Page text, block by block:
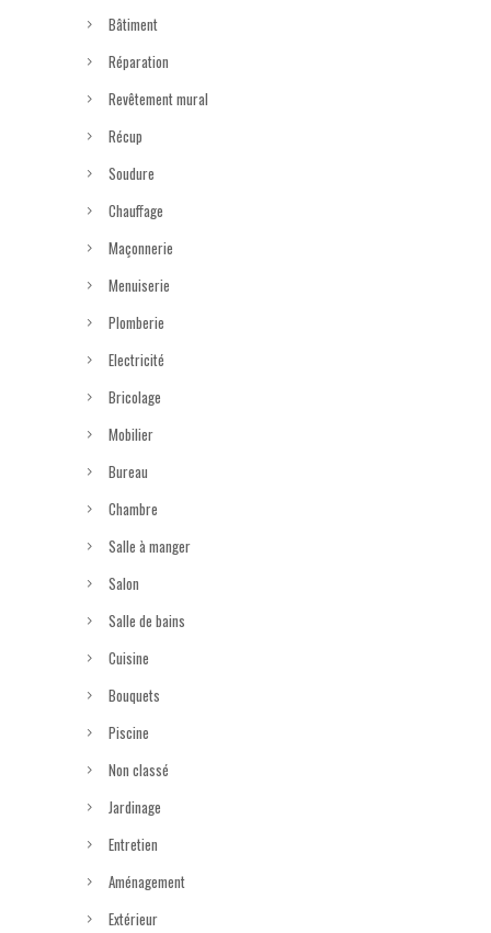
Bâtiment
Réparation
Revêtement mural
Récup
Soudure
Chauffage
Maçonnerie
Menuiserie
Plomberie
Electricité
Bricolage
Mobilier
Bureau
Chambre
Salle à manger
Salon
Salle de bains
Cuisine
Bouquets
Piscine
Non classé
Jardinage
Entretien
Aménagement
Extérieur